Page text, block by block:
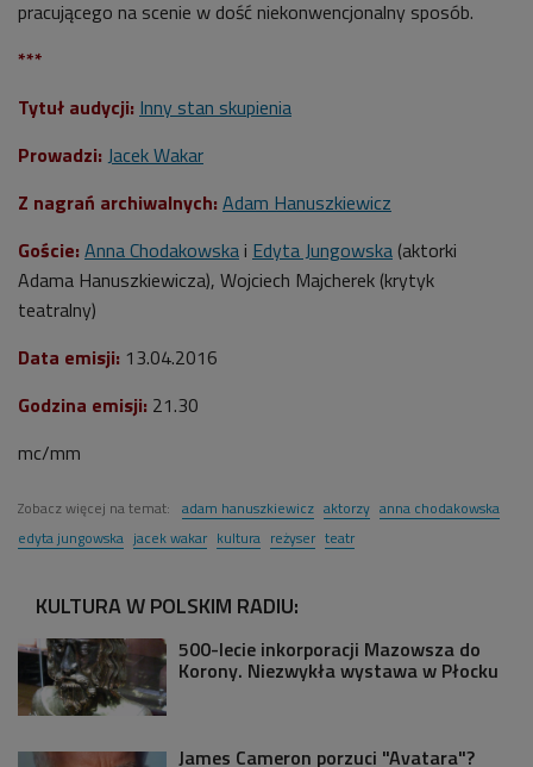
pracującego na scenie w dość niekonwencjonalny sposób.
***
Tytuł audycji: Inny stan skupienia
Prowadzi: Jacek Wakar
Z nagrań archiwalnych: Adam Hanuszkiewicz
Goście: Anna Chodakowska i Edyta Jungowska (aktorki
Adama Hanuszkiewicza), Wojciech Majcherek (krytyk
teatralny)
Data emisji: 13.04.2016
Godzina emisji: 21.30
mc/mm
Zobacz więcej na temat: adam hanuszkiewicz aktorzy anna chodakowska
edyta jungowska jacek wakar kultura reżyser teatr
KULTURA W POLSKIM RADIU:
500-lecie inkorporacji Mazowsza do
Korony. Niezwykła wystawa w Płocku
James Cameron porzuci "Avatara"?